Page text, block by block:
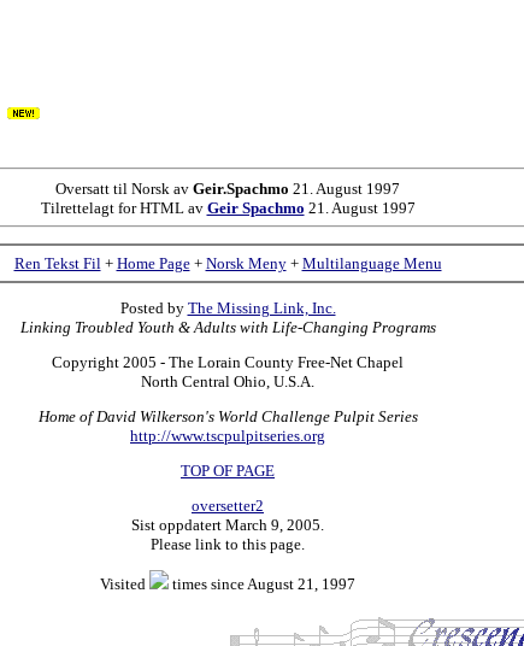
Oversatt til Norsk av Geir.Spachmo 21. August 1997
Tilrettelagt for HTML av Geir Spachmo 21. August 1997
Ren Tekst Fil + Home Page+ Norsk Meny+ Multilanguage Menu
Posted by The Missing Link, Inc.
Linking Troubled Youth & Adults with Life-Changing Programs
Copyright 2005 - The Lorain County Free-Net Chapel
North Central Ohio, U.S.A.
Home of David Wilkerson's World Challenge Pulpit Series
http://www.tscpulpitseries.org
TOP OF PAGE
oversetter2
Sist oppdatert March 9, 2005.
Please link to this page.
Visited times since August 21, 1997